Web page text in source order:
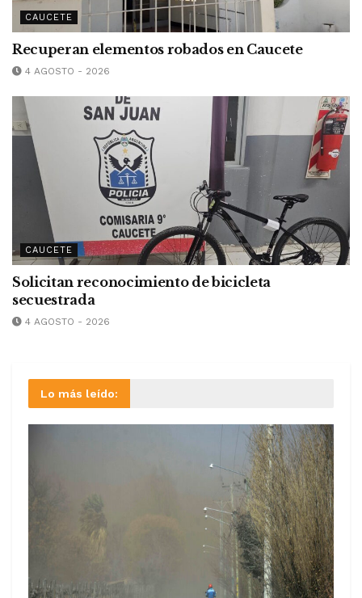
CAUCETE
Recuperan elementos robados en Caucete
4 AGOSTO - 2026
CAUCETE
Solicitan reconocimiento de bicicleta
secuestrada
4 AGOSTO - 2026
Lo más leído: